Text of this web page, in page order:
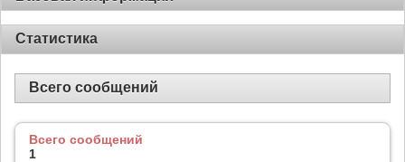
Статистика
Всего сообщений
Всего сообщений
1